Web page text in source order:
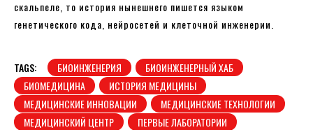
скальпеле, то история нынешнего пишется языком
генетического кода, нейросетей и клеточной инженерии.
TAGS: БИОИНЖЕНЕРИЯ
БИОИНЖЕНЕРНЫЙ ХАБ
БИОМЕДИЦИНА
ИСТОРИЯ МЕДИЦИНЫ
МЕДИЦИНСКИЕ ИННОВАЦИИ
МЕДИЦИНСКИЕ ТЕХНОЛОГИИ
МЕДИЦИНСКИЙ ЦЕНТР
ПЕРВЫЕ ЛАБОРАТОРИИ